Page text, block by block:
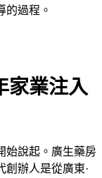
的過程。
家業注入
始說起。廣生藥房
創辦人是從廣東·